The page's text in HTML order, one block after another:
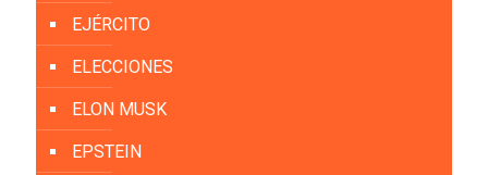
EJÉRCITO
ELECCIONES
ELON MUSK
EPSTEIN